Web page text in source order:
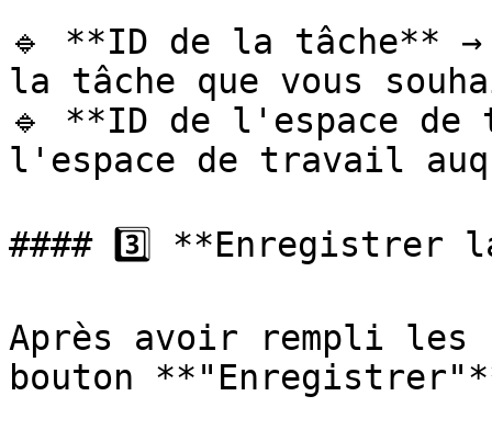
🔹 **ID de la tâche**
la tâche que vous
🔹 **ID de l'espace
l'espace de travail
#### 3️⃣ **Enregistrer
Après avoir rempli les
bouton